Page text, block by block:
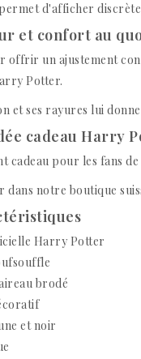
d'afficher
et confort au
offrir un ajustement
Potter.
et ses rayures lui
cadeau Harry
cadeau pour les fans
notre boutique
Harry Potter
brodé
et noir